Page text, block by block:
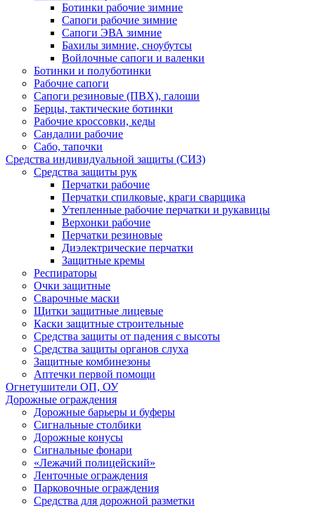
Ботинки рабочие зимние
Сапоги рабочие зимние
Сапоги ЭВА зимние
Бахилы зимние, сноубутсы
Войлочные сапоги и валенки
Ботинки и полуботинки
Рабочие сапоги
Сапоги резиновые (ПВХ), галоши
Берцы, тактические ботинки
Рабочие кроссовки, кеды
Сандалии рабочие
Сабо, тапочки
Средства индивидуальной защиты (СИЗ)
Средства защиты рук
Перчатки рабочие
Перчатки спилковые, краги сварщика
Утепленные рабочие перчатки и рукавицы
Верхонки рабочие
Перчатки резиновые
Диэлектрические перчатки
Защитные кремы
Респираторы
Очки защитные
Сварочные маски
Щитки защитные лицевые
Каски защитные строительные
Средства защиты от падения с высоты
Средства защиты органов слуха
Защитные комбинезоны
Аптечки первой помощи
Огнетушители ОП, ОУ
Дорожные ограждения
Дорожные барьеры и буферы
Сигнальные столбики
Дорожные конусы
Сигнальные фонари
«Лежачий полицейский»
Ленточные ограждения
Парковочные ограждения
Средства для дорожной разметки